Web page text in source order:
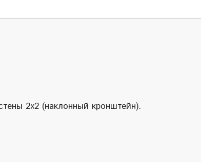
2х2 (наклонный кронштейн).